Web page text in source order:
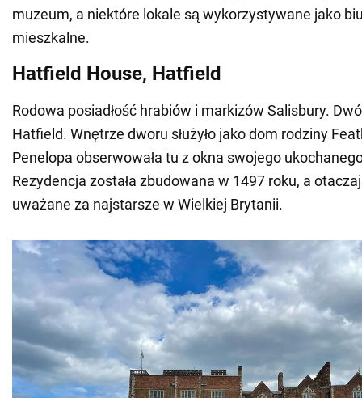
muzeum, a niektóre lokale są wykorzystywane jako
mieszkalne.
Hatfield House, Hatfield
Rodowa posiadłość hrabiów i markizów Salisbury.
Hatfield. Wnętrze dworu służyło jako dom rodziny
Penelopa obserwowała tu z okna swojego
Rezydencja została zbudowana w 1497 roku, a
uważane za najstarsze w Wielkiej Brytanii.